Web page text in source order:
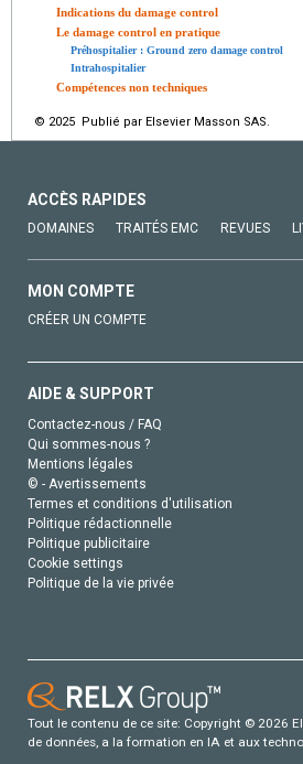
Indications du damage control
Le damage control en pratique
Préhospitalier : Ground zero damage control
Intrahospitalier
Compétences non techniques
© 2025 Publié par Elsevier Masson SAS.
ACCÈS RAPIDES
DOMAINES TRAITÉS EMC REVUES
MON COMPTE
CRÉER UN COMPTE
AIDE & SUPPORT
Contactez-nous / FAQ
Qui sommes-nous ?
Mentions légales
© - Avertissements
Termes et conditions d'utilisation
Politique rédactionnelle
Politique publicitaire
Cookie settings
Politique de la vie privée
Tout le contenu de ce site: Copyright © 2026
de données, a la formation en IA et aux